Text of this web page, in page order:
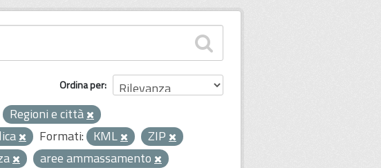
Ordina per
Regioni e città
Formati: KML
ZIP
aree ammassamento